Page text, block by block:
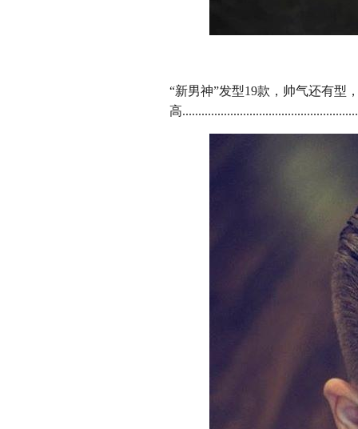
“新男神”发型19款，帅气还有型
高